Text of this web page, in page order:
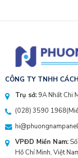
CÔNG TY TNHH
Trụ sở: 9A Nhất Chi
(028) 3590 1968
VPĐD Miền Nam:
Hồ Chí Minh, Việt